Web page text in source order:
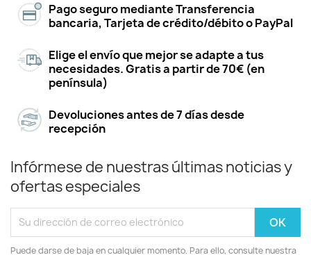
Pago seguro mediante Transferencia
bancaria, Tarjeta de crédito/débito o PayPal
Elige el envío que mejor se adapte a tus
necesidades. Gratis a partir de 70€ (en
península)
Devoluciones antes de 7 días desde
recepción
Infórmese de nuestras últimas noticias y
ofertas especiales
Puede darse de baja en cualquier momento. Para ello, consulte nuestra